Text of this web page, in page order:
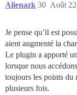
Alienazk Août
30
Je pense qu’il est
aient augmenté la
Le plugin a apporté
lorsque nous
toujours les points du
plusieurs fois.